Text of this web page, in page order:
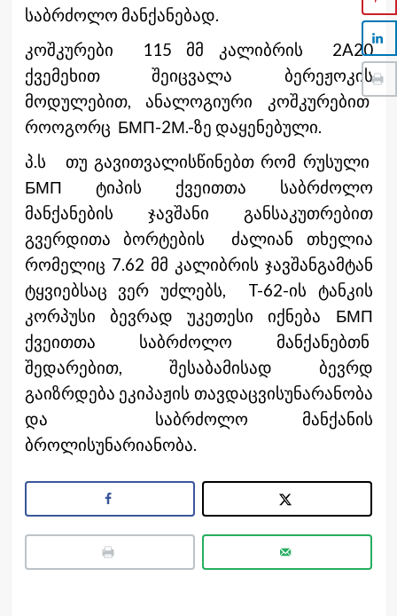
საბრძოლო მანქანებად.
კოშკურები 115 მმ კალიბრის 2A20
ქვემეხით შეიცვალა ბერეჟოკის
მოდულებით, ანალოგიური კოშკურებით
როოგორც БМП-2М.-ზე დაყენებული.
პ.ს თუ გავითვალისწინებთ რომ რუსული
БМП ტიპის ქვეითთა საბრძოლო
მანქანების ჯავშანი განსაკუთრებით
გვერდითა ბორტების ძალიან თხელია
რომელიც 7.62 მმ კალიბრის ჯავშანგამტან
ტყვიებსაც ვერ უძლებს, T-62-ის ტანკის
კორპუსი ბევრად უკეთესი იქნება БМП
ქვეითთა საბრძოლო მანქანებთნ
შედარებით, შესაბამისად ბევრდ
გაიზრდება ეკიპაჟის თავდაცვისუნარანობა
და საბრძოლო მანქანის
ბროლისუნარიანობა.